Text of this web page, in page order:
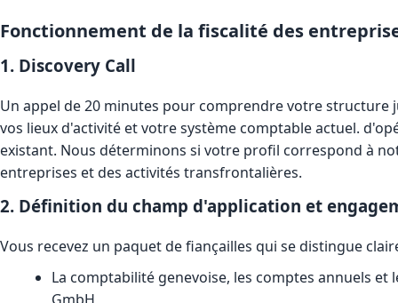
Fonctionnement de la fiscalité des
1. Discovery Call
Un appel de 20 minutes pour comprendre votre
vos lieux d'activité et votre système comptable actuel.
existant. Nous déterminons si votre profil correspond à
entreprises et des activités transfrontalières.
2. Définition du champ d'application et
Vous recevez un paquet de fiançailles qui se distingue
La comptabilité genevoise, les comptes annuels et
GmbH